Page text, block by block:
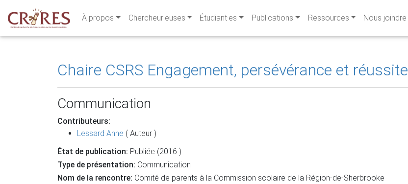
À propos Chercheur·euses Étudiant·es Publications Ressources Nous joindre
Chaire CSRS Engagement, persévérance et réussite
Communication
Contributeurs:
Lessard Anne ( Auteur )
État de publication: Publiée (2016 )
Type de présentation: Communication
Nom de la rencontre: Comité de parents à la Commission scolaire de la Région-de-Sherbrooke